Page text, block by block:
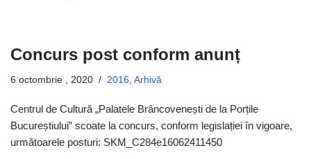
Concurs post conform anunț
6 octombrie , 2020 2016 Arhivă
Centrul de Cultură „Palatele Brâncovenești de la Porțile
Bucureștiului” scoate la concurs, conform legislației în vigoare,
următoarele posturi: SKM_C284e16062411450